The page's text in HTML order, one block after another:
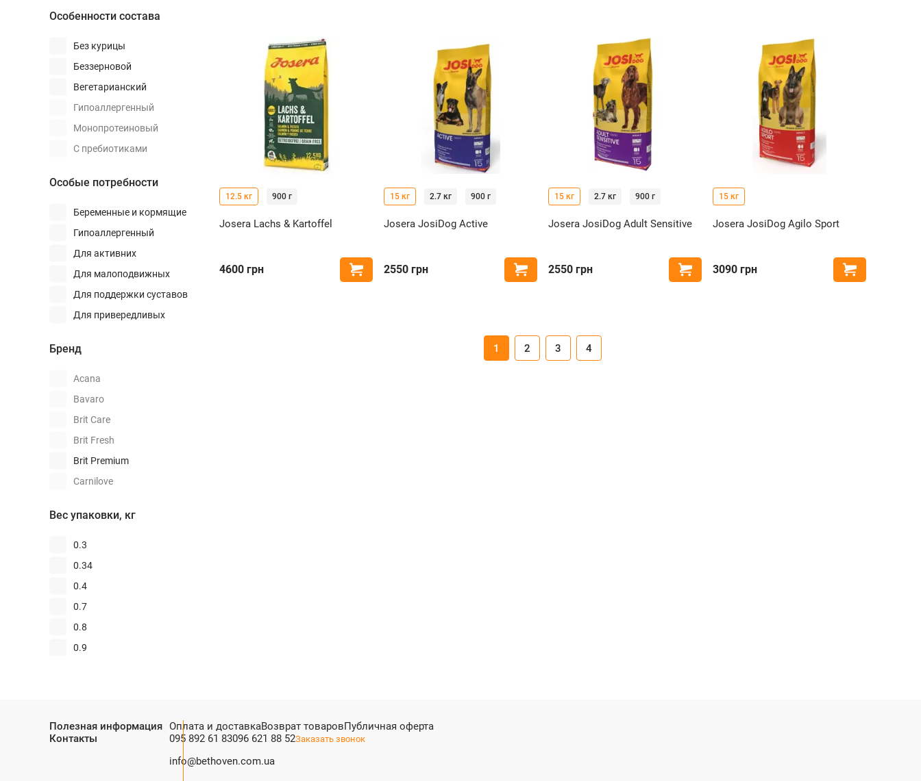
Камбала
Козлятина
Кролик
Курица
Лосось
Макрель
Морской окунь
Насекомые
Оленина
Перепелка
Путасу
Рыба
Сардины
Свинина
Солея
Телятина
Треска
Тунец
Утка
Форель
Особенности состава
Без курицы
Беззерновой
Вегетарианский
Гипоаллергенный
Монопротеиновый
С пребиотиками
Особые потребности
Беременные и кормящие
Гипоаллергенный
Для активних
Для малоподвижных
Для поддержки суставов
Для привередливых
Для стерилизованных
Для укрепления
иммунитета
Здоровье кожи и шерсти
Здоровье мочевой
Бренд
Acana
Bavaro
Brit Care
Brit Fresh
Brit Premium
Carnilove
GO!
Grandorf
Green Petfood
Half&Half
Hill's
Home Food
Josera
Orijen
Вес упаковки, кг
0.3
0.34
0.4
0.7
0.8
0.9
1.6
12.5 кг 900 г
Josera Lachs & Kartoffel
4600 грн Купить
15 кг 2.7 кг 900 г
Josera JosiDog Active
2550 грн Купить
15 кг 2.7 кг 900 г
Josera JosiDog Adult Sensitive
2550 грн Купить
15 кг
Josera JosiDog Agilo Sport
3090 грн
1 2 3 4
Полезная информация Оплата и доставкаВозврат товаровПубличная оферта
Контакты
095 892 61 83096 621 88 52Заказать звонок
info@bethoven.com.ua